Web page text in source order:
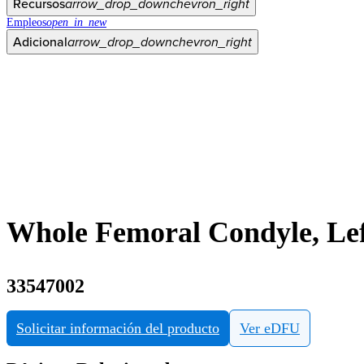
Empleosopen_in_new
Adicionalarrow_drop_downchevron_right
Whole Femoral Condyle,
33547002
Solicitar información del producto Ver eDFU